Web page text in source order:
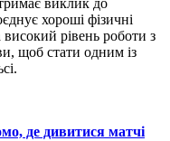
виклик до
хороші фізичні
рівень роботи з
щоб стати одним із
де дивитися матчі